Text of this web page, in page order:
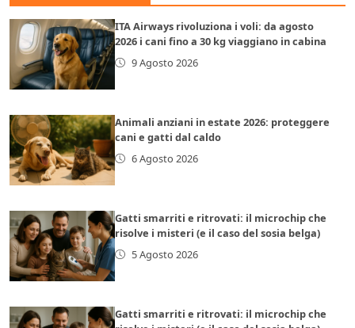
ITA Airways rivoluziona i voli: da agosto
2026 i cani fino a 30 kg viaggiano in cabina
9 Agosto 2026
Animali anziani in estate 2026: proteggere
cani e gatti dal caldo
6 Agosto 2026
Gatti smarriti e ritrovati: il microchip che
risolve i misteri (e il caso del sosia belga)
5 Agosto 2026
Gatti smarriti e ritrovati: il microchip che